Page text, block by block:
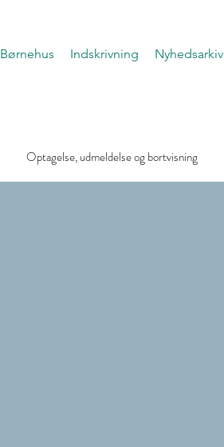
Børnehus Indskrivning Nyhedsarkiv
Optagelse, udmeldelse og bortvisning